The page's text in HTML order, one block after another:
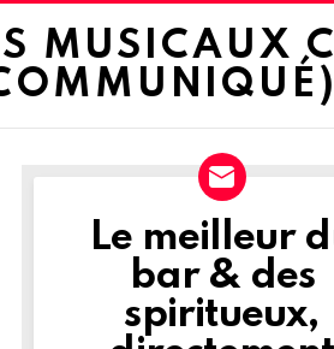
MUSICAUX
NEWSLETTER
Le meilleur
bar & des
spiritueux,